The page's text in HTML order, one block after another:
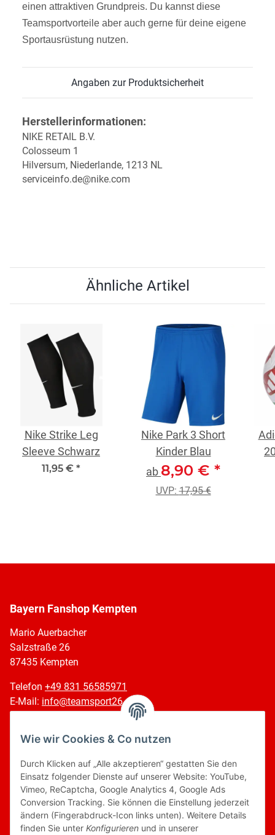
Wie wir Cookies & Co nutzen
Durch Klicken auf „Alle akzeptieren“ gestatten Sie den
Einsatz folgender Dienste auf unserer Website: YouTube,
Vimeo, ReCaptcha, Google Analytics 4, Google Ads
Conversion Tracking. Sie können die Einstellung jederzeit
ändern (Fingerabdruck-Icon links unten). Weitere Details
finden Sie unter Konfigurieren und in unserer
einen attraktiven Grundpreis. Du kannst diese
Teamsportvorteile aber auch gerne für deine eigene
Sportausrüstung nutzen.
Angaben zur Produktsicherheit
Herstellerinformationen:
NIKE RETAIL B.V.
Colosseum 1
Hilversum, Niederlande, 1213 NL
serviceinfo.de@nike.com
Ähnliche Artikel
Nike Strike Leg
Sleeve Schwarz
11,95 € *
Nike Park 3 Short
Kinder Blau
ab 8,90 € *
UVP:17,95 €
Bayern Fanshop Kempten
Mario Auerbacher
Salzstraße 26
87435 Kempten
Telefon +49 831 56585971
E-Mail: info@teamsport26.de
Samstags: 10:00 - 14:00 Uhr
Weihnachtssamstage: 10:00 - 16:00 Uhr
Kundenservice